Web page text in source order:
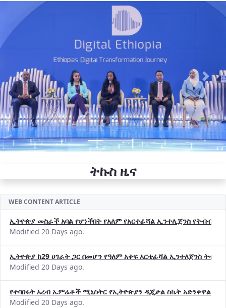
Previous Next
ትኩስ ዜና
WEB CONTENT ARTICLE
ኢትዮጵያ መስራች አባል የሆነችበት የአለም የአርተፊሻል ኢንተሊጀንስ የትብብር
Modified 20 Days ago.
ኢትዮጵያ ከ29 ሀገራት ጋር በመሆን የዓለም አቀፍ አርቴፊሻል ኢንተለጀንስ
Modified 20 Days ago.
የተባበሩት አረብ ኤምሬቶች ሚኒስትር የኢትዮጵያን ዲጂታል ስኬት አድንቀዋል
Modified 20 Days ago.